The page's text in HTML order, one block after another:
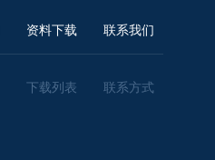
资料下载
下载列表
联系我们
联系方式